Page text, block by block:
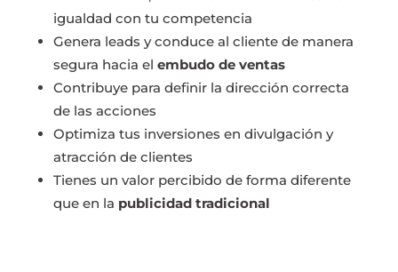
igualdad con tu competencia
Genera leads y conduce al cliente de manera
segura hacia el embudo de ventas
Contribuye para definir la dirección correcta
de las acciones
Optimiza tus inversiones en divulgación y
atracción de clientes
Tienes un valor percibido de forma diferente
que en la publicidad tradicional